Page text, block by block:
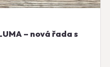
– nová řada s